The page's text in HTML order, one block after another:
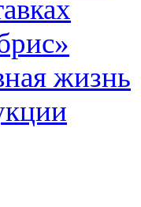
жизнь